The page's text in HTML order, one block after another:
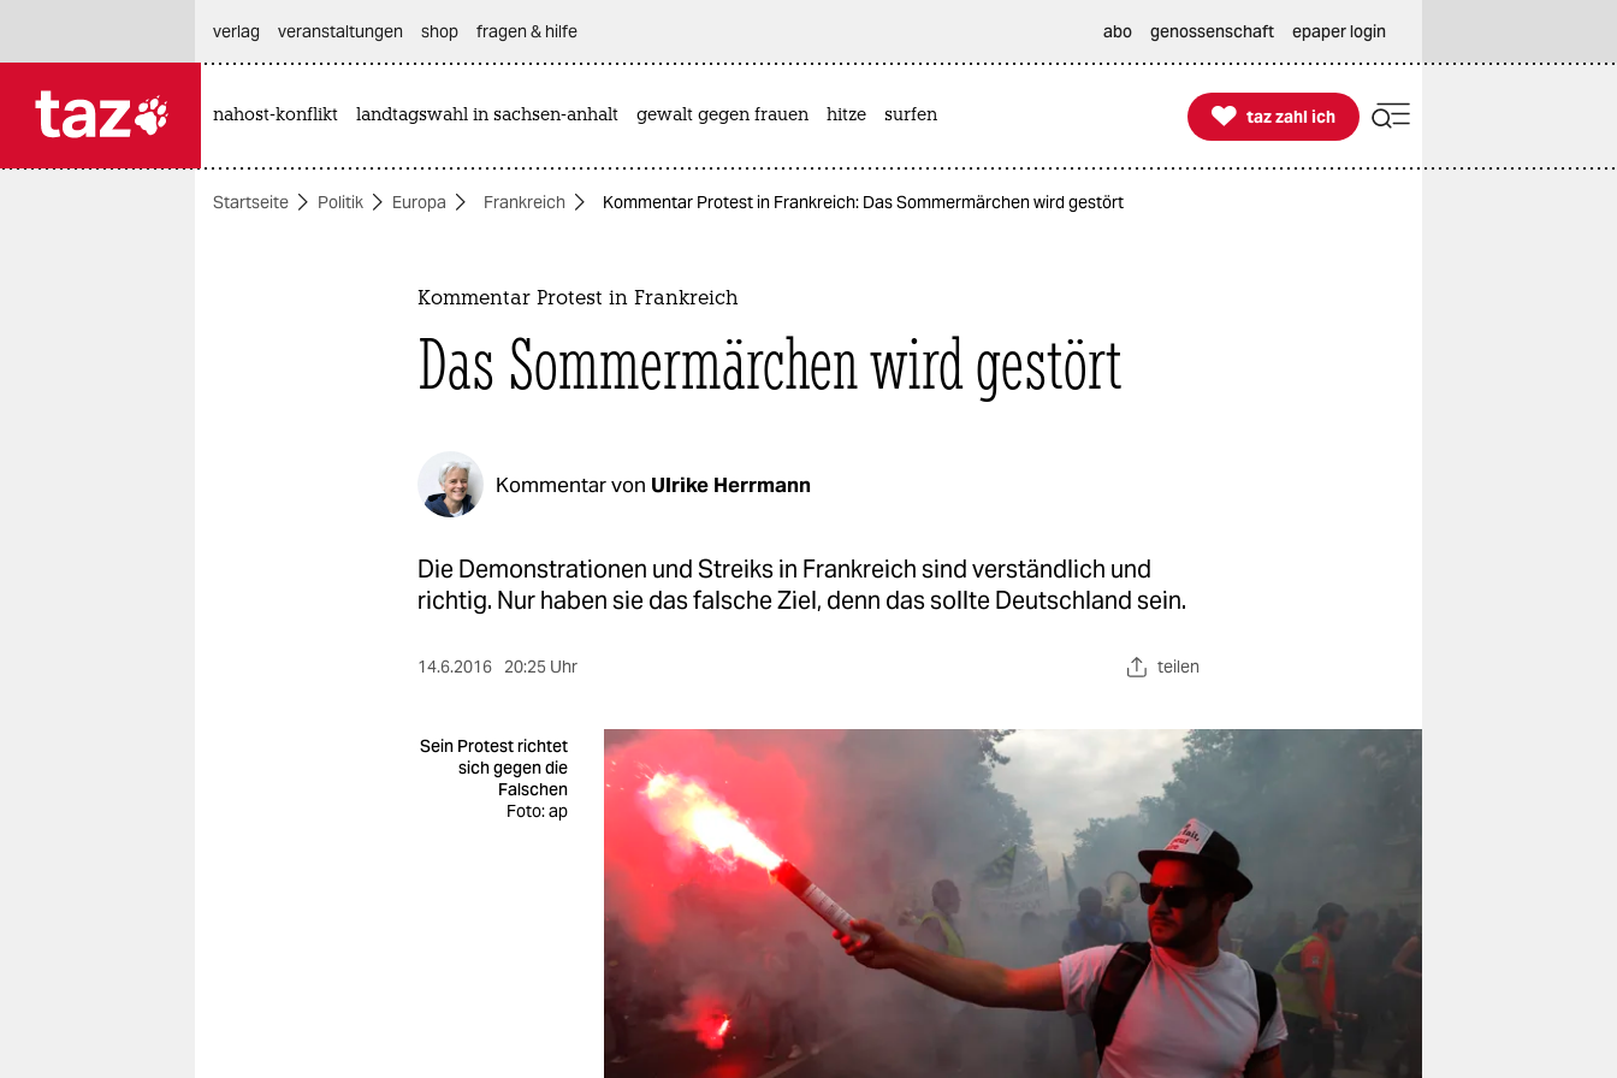
themen
verlag
veranstaltungen shop fragen & hilfe abo genossenschaft epaper login
nahost-konflikt landtagswahl in sachsen-anhalt gewalt gegen frauen hitze surfen 
taz zahl ich
taz zahl ich
Startseite Politik Europa Frankreich Kommentar Protest in Frankreich: Das Sommermärchen wird gestört
Kommentar Protest in Frankreich
Das Sommermärchen wird gestört
Kommentar von Ulrike Herrmann
Die Demonstrationen und Streiks in Frankreich sind verständlich und
richtig. Nur haben sie das falsche Ziel, denn das sollte Deutschland sein.
14.6.2016 20:25 Uhr teilen
Sein Protest richtet
sich gegen die
Falschen
Foto: ap